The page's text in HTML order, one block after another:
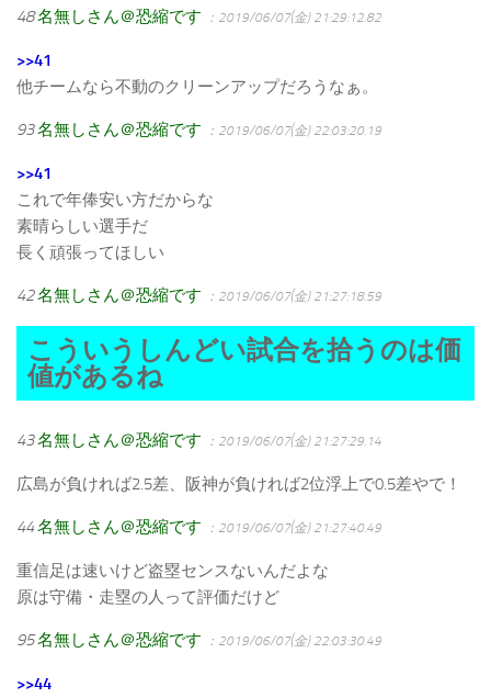
48名無しさん＠恐縮です ：2019/06/07(金) 21:29:12.82
>>41
他チームなら不動のクリーンアップだろうなぁ。
93名無しさん＠恐縮です ：2019/06/07(金) 22:03:20.19
>>41
これで年俸安い方だからな
素晴らしい選手だ
長く頑張ってほしい
42名無しさん＠恐縮です ：2019/06/07(金) 21:27:18.59
こういうしんどい試合を拾うのは価
値があるね
43名無しさん＠恐縮です ：2019/06/07(金) 21:27:29.14
広島が負ければ2.5差、阪神が負ければ2位浮上で0.5差やで！
44名無しさん＠恐縮です ：2019/06/07(金) 21:27:40.49
重信足は速いけど盗塁センスないんだよな
原は守備・走塁の人って評価だけど
95名無しさん＠恐縮です ：2019/06/07(金) 22:03:30.49
>>44